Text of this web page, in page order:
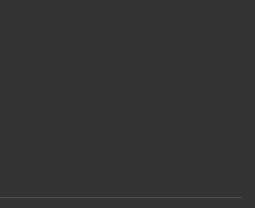
で、Apple Silicon 上で x86_64
をビルドする (Docker desktop
ずに、Mac で x86 の Docker イメ
順を書いています。Colima と
ロスアーキテクチャーでビルドする
nerdctl の実例も記載しています。